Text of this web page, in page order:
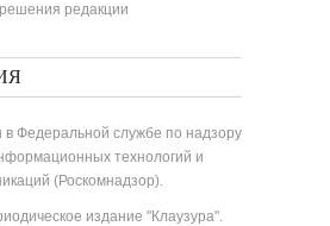
редакции
в Федеральной службе по надзору
технологий и
(Роскомнадзор).
издание "Клаузура".